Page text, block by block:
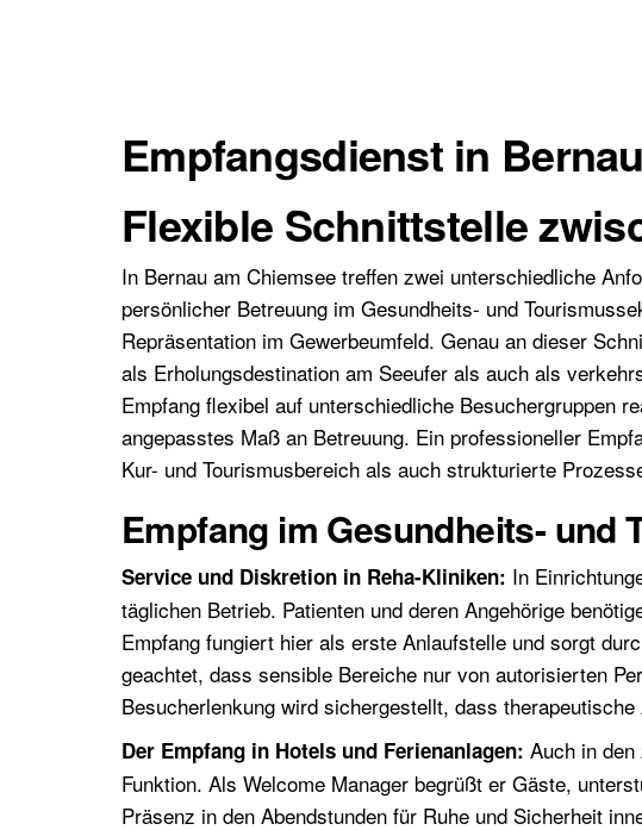
Empfangsdienst in
Flexible Schnittstelle
In Bernau am Chiemsee treffen zwei unterschiedliche
persönlicher Betreuung im Gesundheits- und
Repräsentation im Gewerbeumfeld. Genau an dieser
als Erholungsdestination am Seeufer als auch als
Empfang flexibel auf unterschiedliche Besuchergruppen
angepasstes Maß an Betreuung. Ein professioneller
Kur- und Tourismusbereich als auch strukturierte
Empfang im Gesundheits- und
Service und Diskretion in Reha-Kliniken: In
täglichen Betrieb. Patienten und deren Angehörige
Empfang fungiert hier als erste Anlaufstelle und sorgt
geachtet, dass sensible Bereiche nur von autorisierten
Besucherlenkung wird sichergestellt, dass
Der Empfang in Hotels und Ferienanlagen: Auch in
Funktion. Als Welcome Manager begrüßt er Gäste,
Präsenz in den Abendstunden für Ruhe und Sicherheit